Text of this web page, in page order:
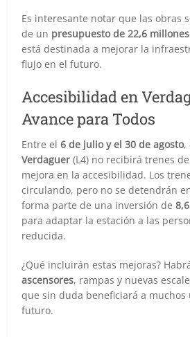
Es interesante notar que las obras
de un presupuesto de 22,6
está destinada a mejorar la
flujo en el futuro.
Accesibilidad en
Avance para Todos
Entre el6 de julio y el 30 de agosto,
Verdaguer (L4) no recibirá trenes
mejora en la accesibilidad. Los
circulando, pero no se detendrán
forma parte de una inversión de
para adaptar la estación a las
reducida.
¿Qué incluirán estas mejoras?
ascensores, rampas y nuevas
que sin duda beneficiará a muchos
futuro.